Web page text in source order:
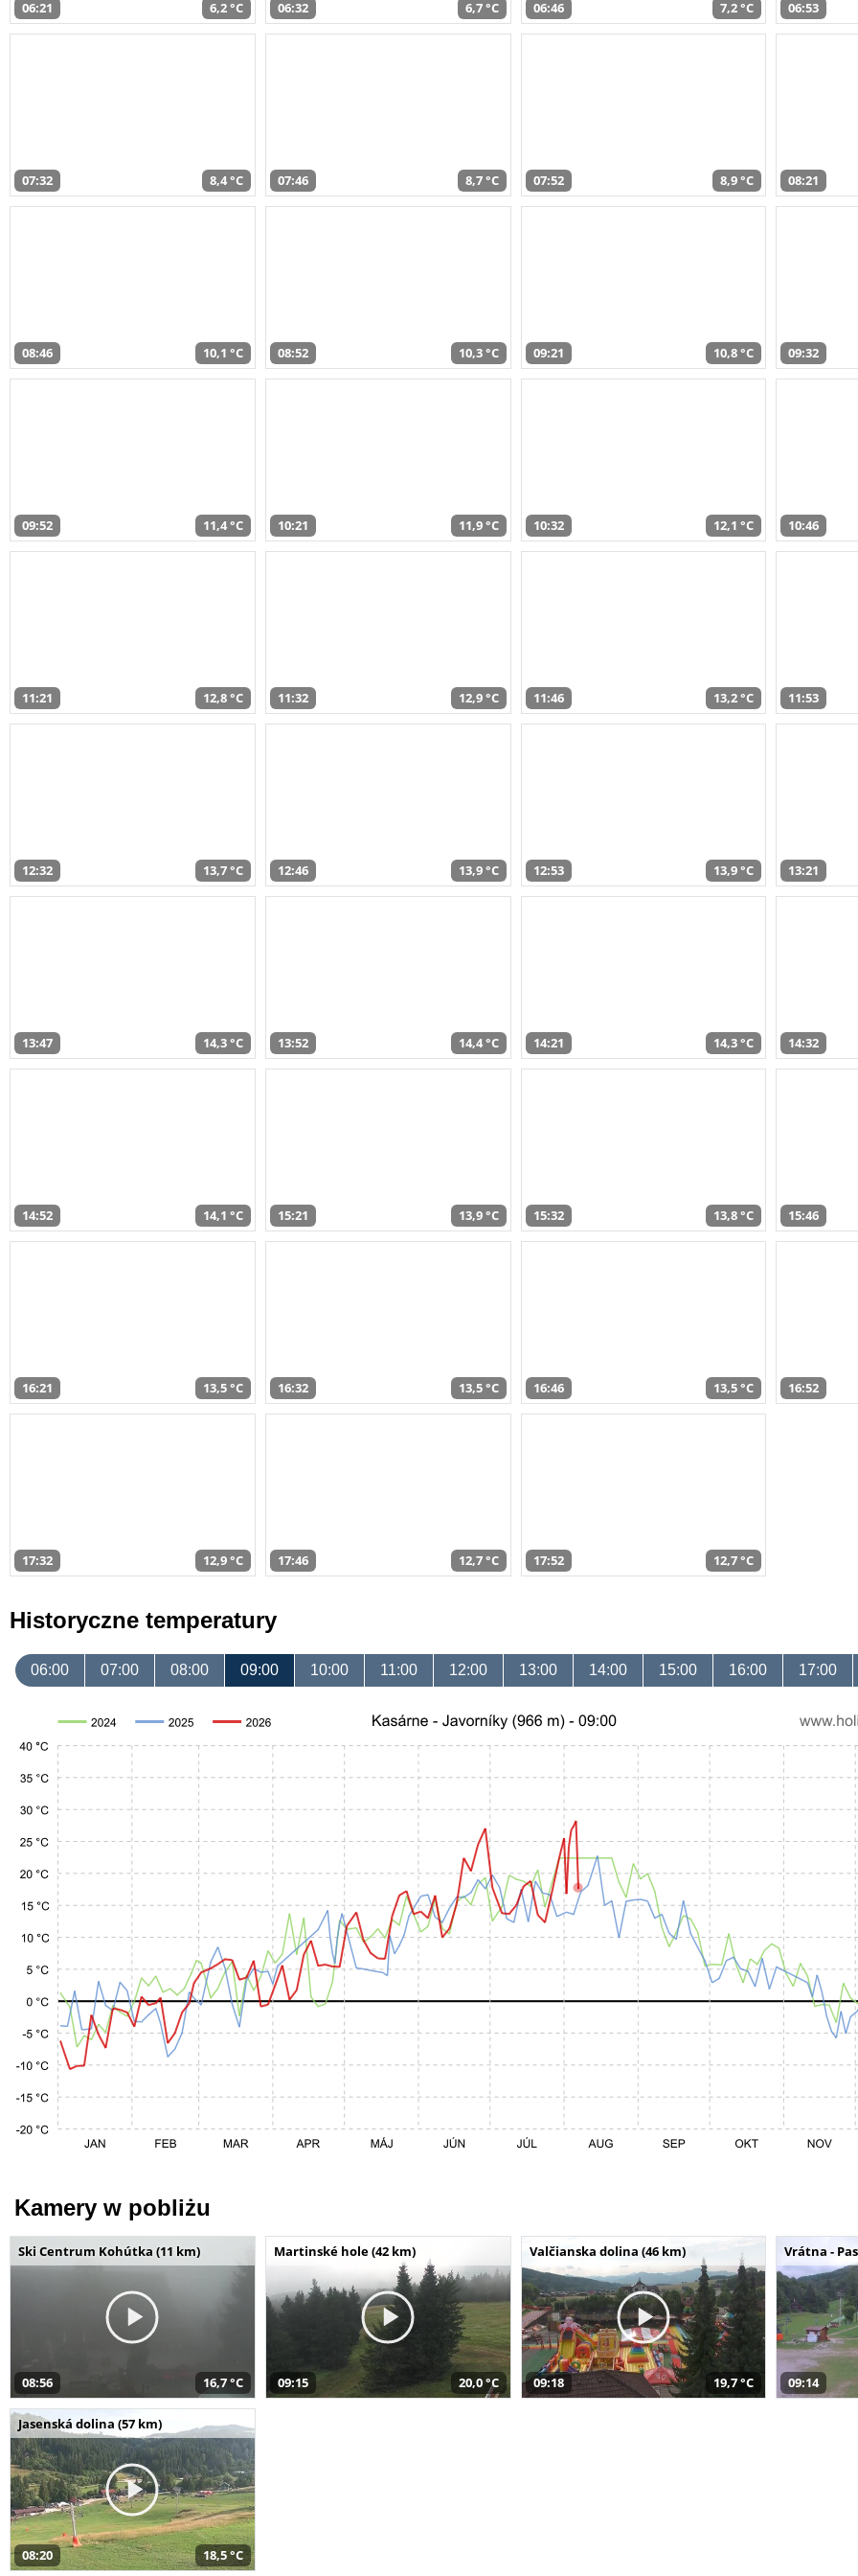
06:21 6,2 °C 06:32 6,7 °C 06:46 7,2 °C 06:53
07:32 8,4 °C 07:46 8,7 °C 07:52 8,9 °C 08:21
08:46 10,1 °C 08:52 10,3 °C 09:21 10,8 °C 09:32
09:52 11,4 °C 10:21 11,9 °C 10:32 12,1 °C 10:46
11:21 12,8 °C 11:32 12,9 °C 11:46 13,2 °C 11:53
12:32 13,7 °C 12:46 13,9 °C 12:53 13,9 °C 13:21
13:47 14,3 °C 13:52 14,4 °C 14:21 14,3 °C 14:32
14:52 14,1 °C 15:21 13,9 °C 15:32 13,8 °C 15:46
16:21 13,5 °C 16:32 13,5 °C 16:46 13,5 °C 16:52
17:32 12,9 °C 17:46 12,7 °C 17:52 12,7 °C
Historyczne temperatury
06:00 07:00 08:00 09:00 10:00 11:00 12:00 13:00 14:00 15:00 16:00 17:00
Kamery w pobliżu
Ski Centrum Kohútka (11 km)
08:56 16,7 °C
Martinské hole (42 km)
09:15 20,0 °C
Valčianska dolina (46 km)
09:18 19,7 °C
Vrátna -
09:14
Jasenská dolina (57 km)
08:20 18,5 °C